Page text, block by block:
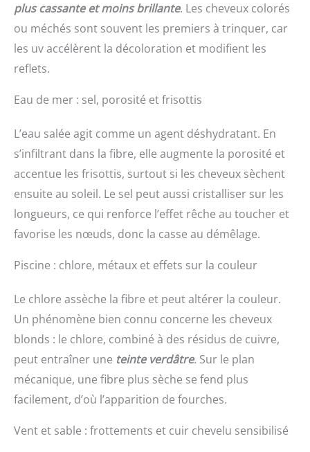
plus cassante et moins brillante. Les cheveux colorés
ou méchés sont souvent les premiers à trinquer, car
les uv accélèrent la décoloration et modifient les
reflets.
Eau de mer : sel, porosité et frisottis
L’eau salée agit comme un agent déshydratant. En
s’infiltrant dans la fibre, elle augmente la porosité et
accentue les frisottis, surtout si les cheveux sèchent
ensuite au soleil. Le sel peut aussi cristalliser sur les
longueurs, ce qui renforce l’effet rêche au toucher et
favorise les nœuds, donc la casse au démêlage.
Piscine : chlore, métaux et effets sur la couleur
Le chlore assèche la fibre et peut altérer la couleur.
Un phénomène bien connu concerne les cheveux
blonds : le chlore, combiné à des résidus de cuivre,
peut entraîner une teinte verdâtre. Sur le plan
mécanique, une fibre plus sèche se fend plus
facilement, d’où l’apparition de fourches.
Vent et sable : frottements et cuir chevelu sensibilisé